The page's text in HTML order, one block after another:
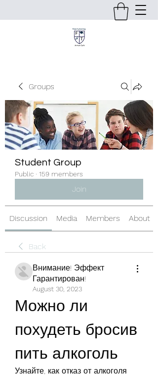
Groups
Student Group
Public · 159 members
Join
Discussion Media Members About
Back
Внимание! Эффект
Гарантирован!
August 30, 2023
Можно ли
похудеть бросив
пить алкоголь
Узнайте, как отказ от алкоголя